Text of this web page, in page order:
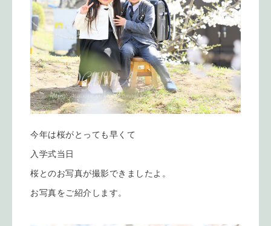
今年は桜がとっても早くて
入学式当日
桜とのお写真が撮影できましたよ。
お写真をご紹介します。